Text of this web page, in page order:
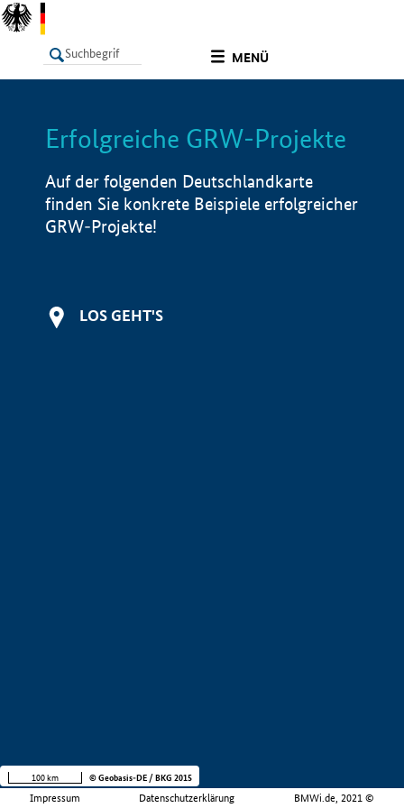
MENÜ
LISTE Info
Erfolgreiche GRW-Projekte
Auf der folgenden Deutschlandkarte
finden Sie konkrete Beispiele erfolgreicher
GRW-Projekte!
LOS GEHT'S
Impressum Datenschutzerklärung BMWi.de, 2021 ©
100 km © Geobasis-DE / BKG 2015